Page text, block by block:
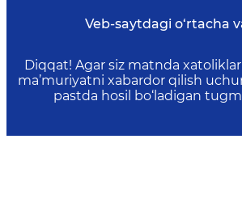
Veb-saytdagi o‘rtacha
Diqqat! Agar siz matnda
ma’muriyatni xabardor qilish
pastda hosil bo‘ladigan